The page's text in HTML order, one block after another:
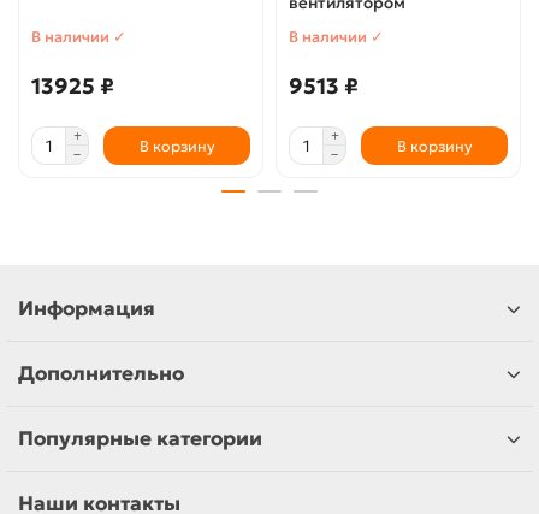
В наличии ✓
13925 ₽
В корзину
В наличии ✓
9513 ₽
В корзину
Информация
Дополнительно
Популярные категории
Наши контакты